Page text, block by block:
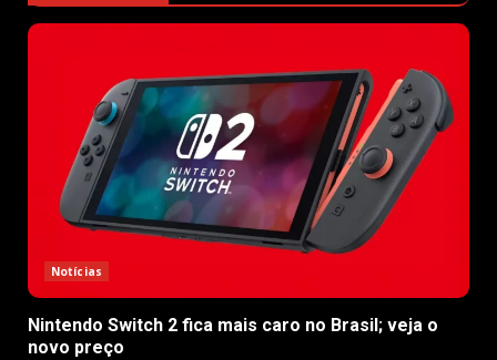
Notícias
Nintendo Switch 2 fica mais caro no Brasil; veja o
novo preço